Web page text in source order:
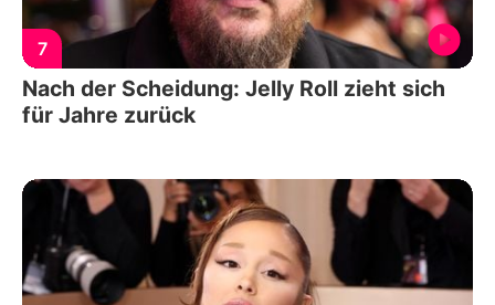
7
Nach der Scheidung: Jelly Roll zieht sich
für Jahre zurück